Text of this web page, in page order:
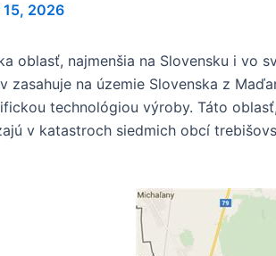
15, 2026
oblasť, najmenšia na Slovensku i vo
zasahuje na územie Slovenska z
technológiou výroby. Táto
v katastroch siedmich obcí